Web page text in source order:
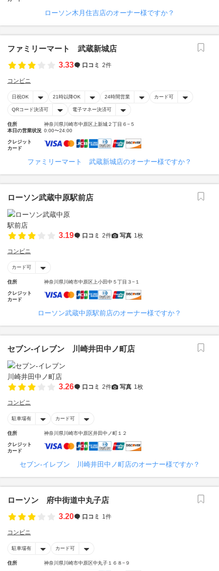
ローソン木月住吉店のオーナー様ですか？
ファミリーマート 武蔵新城店
3.33
口コミ 2件
コンビニ
日祝OK 21時以降OK 24時間営業 カード可
QRコード決済可 電子マネー決済可
住所
神奈川県川崎市中原区上新城２丁目６−５
本日の営業状況 0:00〜24:00
クレジット
カード
ファミリーマート 武蔵新城店のオーナー様ですか？
ローソン武蔵中原駅前店
3.19 口コミ 2件 写真 1枚
コンビニ
カード可
住所 神奈川県川崎市中原区上小田中５丁目３−１
クレジット
カード
ローソン武蔵中原駅前店のオーナー様ですか？
セブン‐イレブン 川崎井田中ノ町店
3.26 口コミ 2件 写真 1枚
コンビニ
駐車場有 カード可
住所 神奈川県川崎市中原区井田中ノ町１２
クレジット
カード
セブン‐イレブン 川崎井田中ノ町店のオーナー様ですか？
ローソン 府中街道中丸子店
3.20
口コミ 1件
コンビニ
駐車場有 カード可
住所 神奈川県川崎市中原区中丸子１６８−９